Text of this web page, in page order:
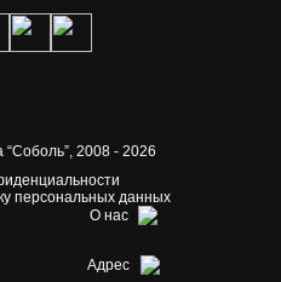
2008 - 2026
персональных данных
О нас
Адрес